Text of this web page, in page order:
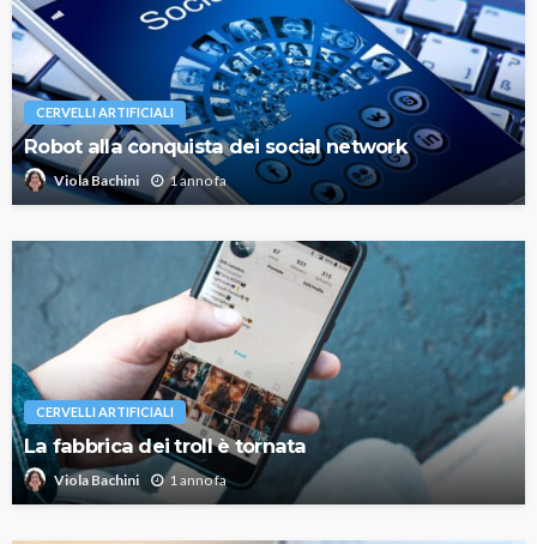
CERVELLI ARTIFICIALI
Robot alla conquista dei social network
Viola Bachini 1 anno fa
CERVELLI ARTIFICIALI
La fabbrica dei troll è tornata
Viola Bachini 1 anno fa